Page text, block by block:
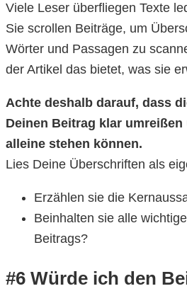
Viele Leser überfliegen Texte
Sie scrollen Beiträge, um
Wörter und Passagen zu
der Artikel das bietet, was sie
Achte deshalb darauf, dass
Deinen Beitrag klar
alleine stehen können.
Lies Deine Überschriften als
Erzählen sie die
Beinhalten sie alle
Beitrags?
#6 Würde ich den